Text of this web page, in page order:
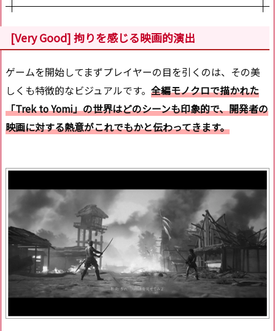
[Very Good] 拘りを感じる映画的演出
ゲームを開始してまずプレイヤーの目を引くのは、その美
しくも特徴的なビジュアルです。 全編モノクロで描かれた
「Trek to Yomi」の世界はどのシーンも印象的で、開発者の
映画に対する熱意がこれでもかと伝わってきます。